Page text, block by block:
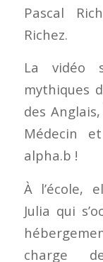
Pascal
Richez.
La vidéo
mythiques
des
Médecin
alpha.b !
À l’école,
Julia qui
charge